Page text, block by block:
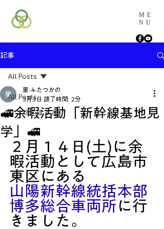
ME
NU
記事
All Posts
にこり・ほっと
All Posts
🚅余暇活動「新幹線基地見
学」🚅
里 ふたつかの
3月3日 読了時間: 2分
２月１４日(土)に余
暇活動として広島市
東区にある
山陽新幹線統括本部
博多総合車両所 に行
きました。